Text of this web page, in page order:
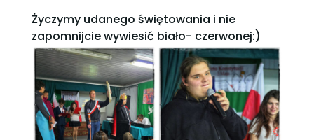
Życzymy udanego świętowania i nie
zapomnijcie wywiesić biało- czerwonej:)